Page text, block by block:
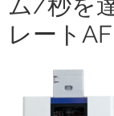
レート